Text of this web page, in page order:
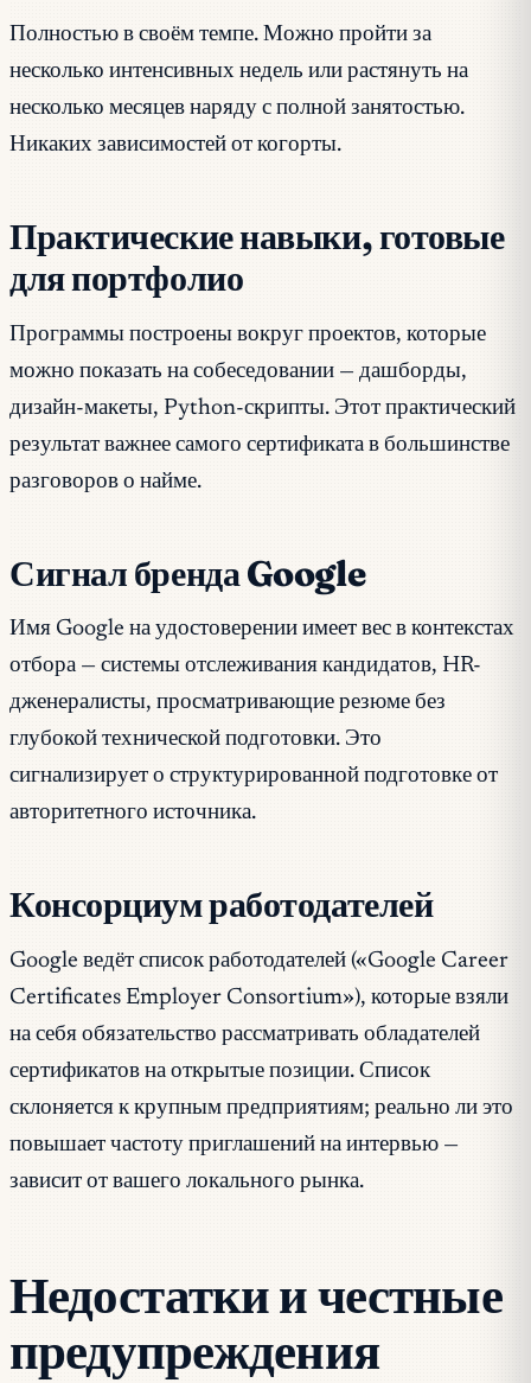
Полностью в своём темпе. Можно пройти за
несколько интенсивных недель или растянуть на
несколько месяцев наряду с полной занятостью.
Никаких зависимостей от когорты.
Практические навыки, готовые
для портфолио
Программы построены вокруг проектов, которые
можно показать на собеседовании — дашборды,
дизайн-макеты, Python-скрипты. Этот практический
результат важнее самого сертификата в большинстве
разговоров о найме.
Сигнал бренда Google
Имя Google на удостоверении имеет вес в контекстах
отбора — системы отслеживания кандидатов, HR-
дженералисты, просматривающие резюме без
глубокой технической подготовки. Это
сигнализирует о структурированной подготовке от
авторитетного источника.
Консорциум работодателей
Google ведёт список работодателей («Google Career
Certificates Employer Consortium»), которые взяли
на себя обязательство рассматривать обладателей
сертификатов на открытые позиции. Список
склоняется к крупным предприятиям; реально ли это
повышает частоту приглашений на интервью —
зависит от вашего локального рынка.
Недостатки и честные
предупреждения